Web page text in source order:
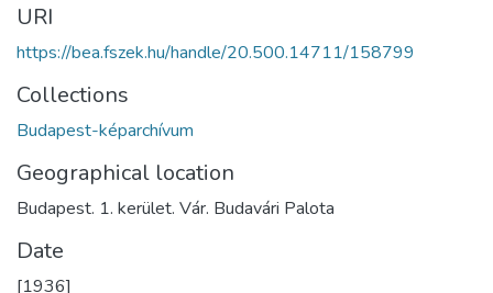
URI
https://bea.fszek.hu/handle/20.500.14711/158799
Collections
Budapest-képarchívum
Geographical location
Budapest. 1. kerület. Vár. Budavári Palota
Date
[1936]